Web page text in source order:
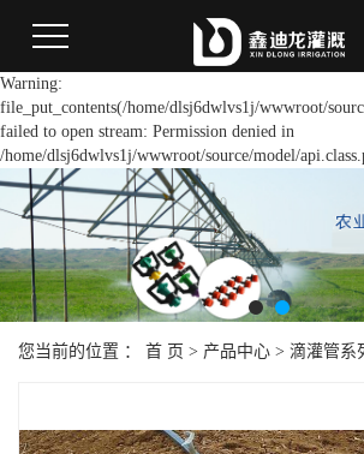
Warning:
file_put_contents(/home/dlsj6dwlvs1j/wwwroot/
failed to open stream: Permission denied in
/home/dlsj6dwlvs1j/wwwroot/source/model/
您当前的位置 ： 首 页 > 产品中心 > 滴灌管系